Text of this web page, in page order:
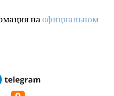
на официальном